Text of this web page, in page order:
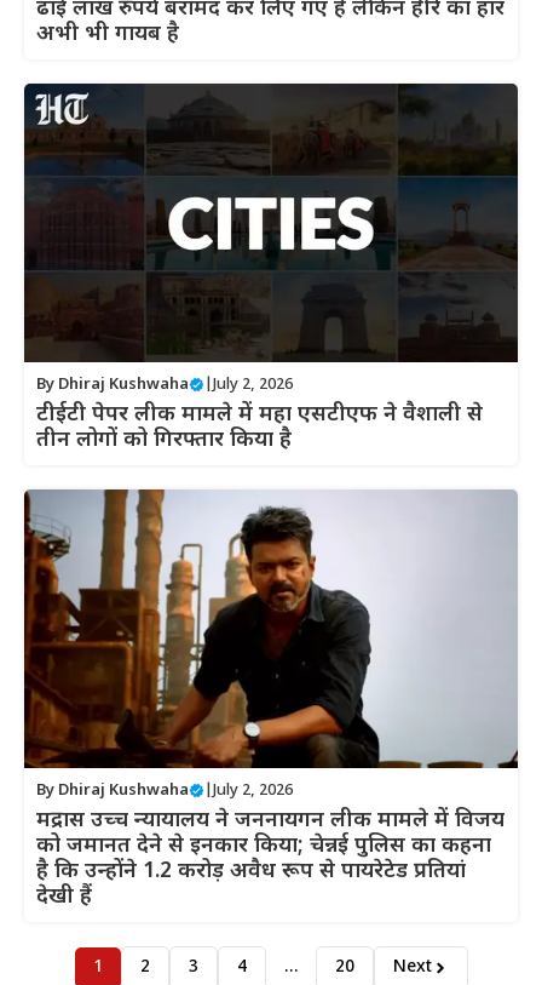
ढाई लाख रुपये बरामद कर लिए गए हैं लेकिन हीरे का हार
अभी भी गायब है
By Dhiraj Kushwaha July 2, 2026
टीईटी पेपर लीक मामले में महा एसटीएफ ने वैशाली से
तीन लोगों को गिरफ्तार किया है
By Dhiraj Kushwaha July 2, 2026
मद्रास उच्च न्यायालय ने जननायगन लीक मामले में विजय
को जमानत देने से इनकार किया; चेन्नई पुलिस का कहना
है कि उन्होंने 1.2 करोड़ अवैध रूप से पायरेटेड प्रतियां
देखी हैं
1 2 3 4 … 20 Next